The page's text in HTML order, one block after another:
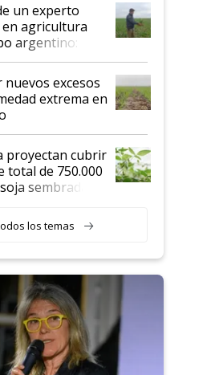
un experto
agricultura
argentino:
excesos
extrema en
proyectan cubrir
total de 750.000
sembradas
marcan un
en genética y
los temas